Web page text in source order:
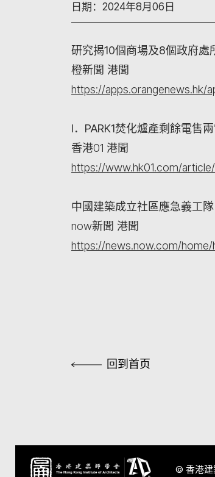
日期：2024年8月06日
研究揭10個商場及8個政府
橙新聞 港聞
https://apps.orangenews.hk/
I．PARK1焚化爐產剩餘電
香港01 港聞
https://www.hk01.com/
中國建築成立社區應急義工
now新聞 港聞
https://news.now.com/home/
回到首页
© 香港建